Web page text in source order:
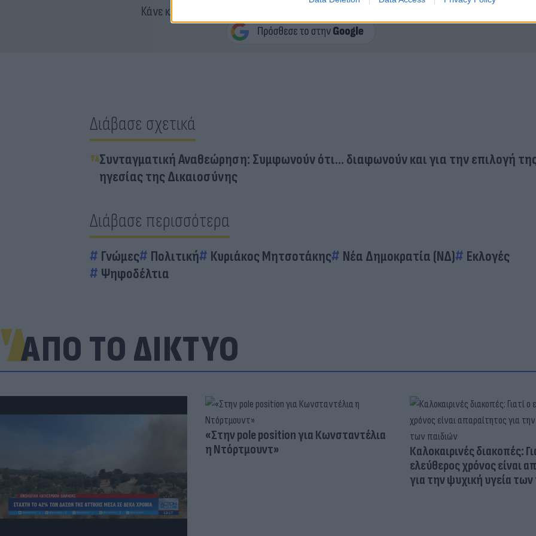
Κάνε κλικ και δες περισσότερο
Διάβασε σχετικά
Συνταγματική Αναθεώρηση: Συμφωνούν ότι... διαφωνούν και για την επιλογή
ηγεσίας της Δικαιοσύνης
Διάβασε περισσότερα
Γνώμες Πολιτική Κυριάκος Μητσοτάκης Νέα Δημοκρατία (ΝΔ)
Εκλογές
Ψηφοδέλτια
ΑΠΟ ΤΟ ΔΙΚΤΥΟ
«Στην pole position για Κωνσταντέλια
η Ντόρτμουντ»
Καλοκαιρινές διακοπές:
ελεύθερος χρόνος είναι
για την ψυχική υγεία